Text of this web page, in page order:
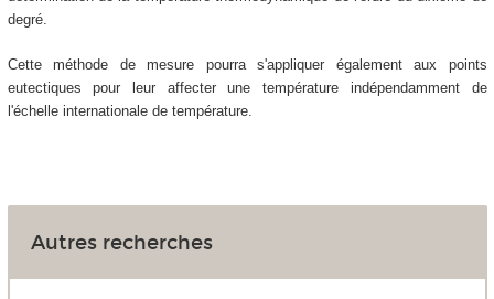
degré.
Cette méthode de mesure pourra s'appliquer également aux points
eutectiques pour leur affecter une température indépendamment de
l'échelle internationale de température.
Autres recherches